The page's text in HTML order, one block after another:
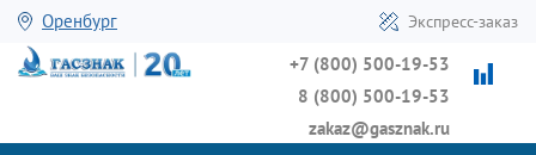
Оренбург Экспресс-заказ
+7 (800) 500-19-53
8 (800) 500-19-53
zakaz@gasznak.ru